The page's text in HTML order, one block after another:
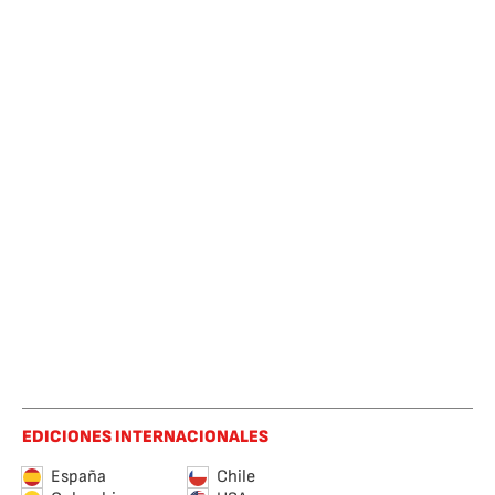
EDICIONES INTERNACIONALES
España
Chile